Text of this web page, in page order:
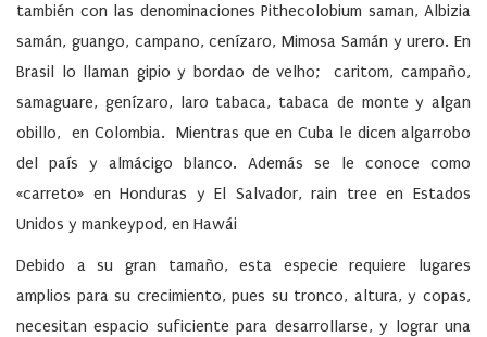
también con las denominaciones Pithecolobium saman, Albizia
samán, guango, campano, cenízaro, Mimosa Samán y urero. En
Brasil lo llaman gipio y bordao de velho; caritom, campaño,
samaguare, genízaro, laro tabaca, tabaca de monte y algan
obillo, en Colombia. Mientras que en Cuba le dicen algarrobo
del país y almácigo blanco. Además se le conoce como
«carreto» en Honduras y El Salvador, rain tree en Estados
Unidos y mankeypod, en Hawái
Debido a su gran tamaño, esta especie requiere lugares
amplios para su crecimiento, pues su tronco, altura, y copas,
necesitan espacio suficiente para desarrollarse, y lograr una